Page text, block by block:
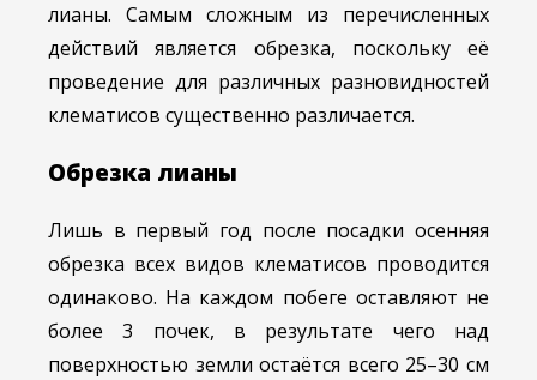
лианы. Самым сложным из перечисленных
действий является обрезка, поскольку её
проведение для различных разновидностей
клематисов существенно различается.
Обрезка лианы
Лишь в первый год после посадки осенняя
обрезка всех видов клематисов проводится
одинаково. На каждом побеге оставляют не
более 3 почек, в результате чего над
поверхностью земли остаётся всего 25–30 см